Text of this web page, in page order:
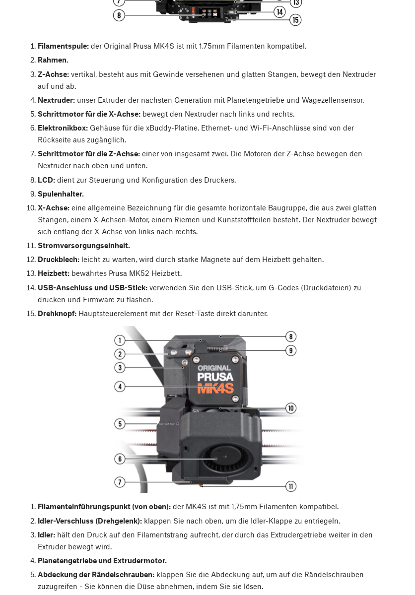
Filamentspule:der Original Prusa MK4S ist mit 1,75mm Filamenten kompatibel.
Rahmen.
Z-Achse:vertikal, besteht aus mit Gewinde versehenen und glatten Stangen, bewegt den Nextruder
auf und ab.
Nextruder:unser Extruder der nächsten Generation mit Planetengetriebe und Wägezellensensor.
Schrittmotor für die X-Achse:bewegt den Nextruder nach links und rechts.
Elektronikbox:Gehäuse für die xBuddy-Platine. Ethernet- und Wi-Fi-Anschlüsse sind von der
Rückseite aus zugänglich.
Schrittmotor für die Z-Achse:einer von insgesamt zwei. Die Motoren der Z-Achse bewegen den
Nextruder nach oben und unten.
LCD:dient zur Steuerung und Konfiguration des Druckers.
Spulenhalter.
X-Achse:eine allgemeine Bezeichnung für die gesamte horizontale Baugruppe, die aus zwei glatten
Stangen, einem X-Achsen-Motor, einem Riemen und Kunststoffteilen besteht. Der Nextruder bewegt
sich entlang der X-Achse von links nach rechts.
Stromversorgungseinheit.
Druckblech:leicht zu warten, wird durch starke Magnete auf dem Heizbett gehalten.
Heizbett:bewährtes Prusa MK52 Heizbett.
USB-Anschluss und USB-Stick:verwenden Sie den USB-Stick, um G-Codes (Druckdateien) zu
drucken und Firmware zu flashen.
Drehknopf:Hauptsteuerelement mit der Reset-Taste direkt darunter.
Filamenteinführungspunkt (von oben):der MK4S ist mit 1,75mm Filamenten kompatibel.
Idler-Verschluss (Drehgelenk):klappen Sie nach oben, um die Idler-Klappe zu entriegeln.
Idler:hält den Druck auf den Filamentstrang aufrecht, der durch das Extrudergetriebe weiter in den
Extruder bewegt wird.
Planetengetriebe und Extrudermotor.
Abdeckung der Rändelschrauben:klappen Sie die Abdeckung auf, um auf die Rändelschrauben
zuzugreifen - Sie können die Düse abnehmen, indem Sie sie lösen.